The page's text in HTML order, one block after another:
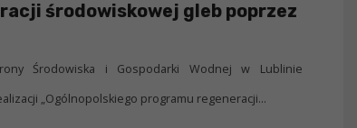
środowiskowej gleb poprzez
Środowiska i Gospodarki Wodnej w Lublinie
„Ogólnopolskiego programu regeneracji...